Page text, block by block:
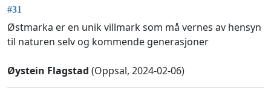
#31
Østmarka er en unik villmark som må vernes av hensyn
til naturen selv og kommende generasjoner
Øystein Flagstad (Oppsal, 2024-02-06)